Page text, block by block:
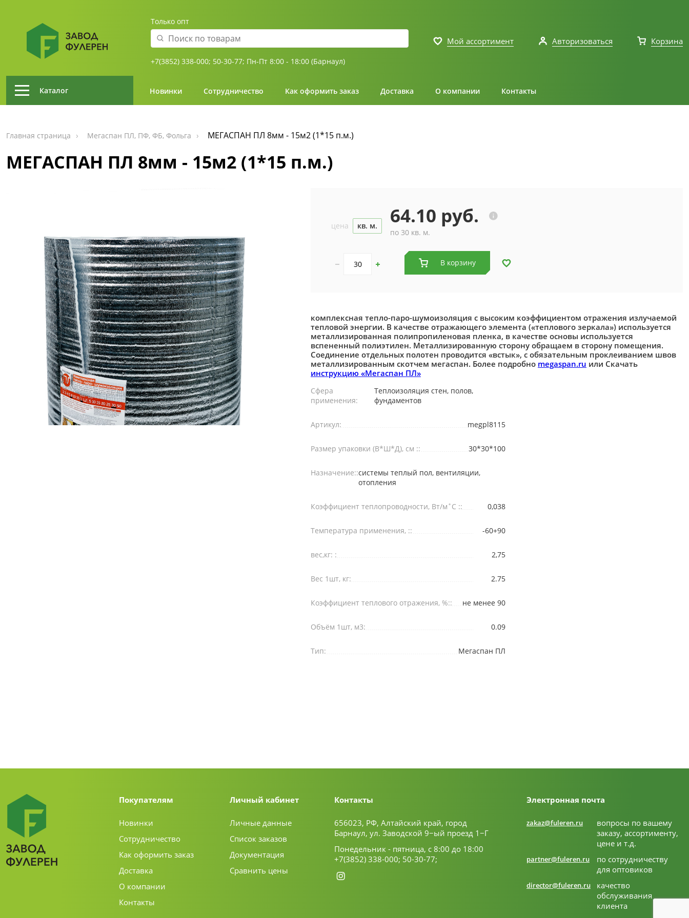
Только опт
+7(3852) 338-000; 50-30-77; Пн-Пт 8:00 - 18:00 (Барнаул)
Мой ассортимент Авторизоваться Корзина
Каталог Новинки Сотрудничество Как оформить заказ Доставка О компании Контакты
Главная страница Мегаспан ПЛ, ПФ, ФБ, Фольга МЕГАСПАН ПЛ 8мм - 15м2 (1*15 п.м.)
МЕГАСПАН ПЛ 8мм - 15м2 (1*15 п.м.)
цена кв. м. 64.10 руб.
по 30 кв. м.
В корзину
комплексная тепло-паро-шумоизоляция с высоким коэффициентом отражения излучаемой
тепловой энергии. В качестве отражающего элемента («теплового зеркала») используется
металлизированная полипропиленовая пленка, в качестве основы используется
вспененный полиэтилен. Металлизированную сторону обращаем в сторону помещения.
Соединение отдельных полотен проводится «встык», с обязательным проклеиванием швов
металлизированным скотчем мегаспан. Более подробно megaspan.ru или Скачать
инструкцию «Мегаспан ПЛ»
Сфера
применения:
Теплоизоляция стен, полов,
фундаментов
Артикул: megpl8115
Размер упаковки (В*Ш*Д), см :: 30*30*100
Назначение::системы теплый пол, вентиляции,
отопления
Коэффициент теплопроводности, Вт/м˚С :: 0,038
Температура применения, :: -60+90
вес,кг: : 2,75
Вес 1шт, кг: 2.75
Коэффициент теплового отражения, %:: не менее 90
Объём 1шт, м3: 0.09
Тип: Мегаспан ПЛ
Покупателям
Новинки
Сотрудничество
Как оформить заказ
Доставка
О компании
Контакты
Личный кабинет
Личные данные
Список заказов
Документация
Сравнить цены
Контакты
656023, РФ, Алтайский край, город
Барнаул, ул. Заводской 9−ый проезд 1−Г
Понедельник - пятница, с 8:00 до 18:00
+7(3852) 338-000; 50-30-77;
Электронная почта
zakaz@fuleren.ru
вопросы по вашему
заказу, ассортименту,
цене и т.д.
partner@fuleren.ru
по сотрудничеству
для оптовиков
director@fuleren.ru
качество
обслуживания
клиента